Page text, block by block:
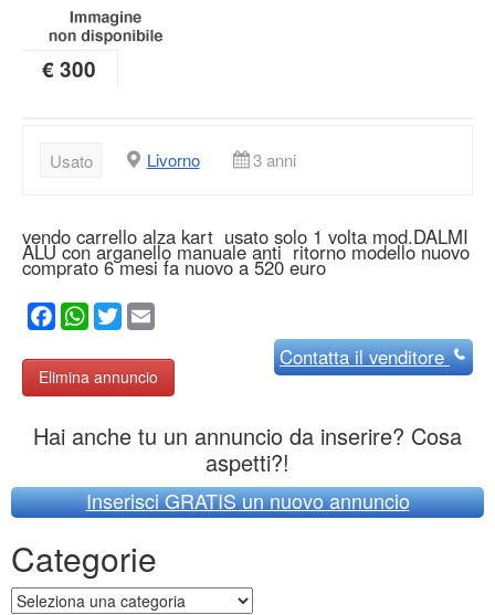
€ 300
Usato Livorno 3 anni
vendo carrello alza kart usato solo 1 volta mod.DALMI
ALU con arganello manuale anti ritorno modello nuovo
comprato 6 mesi fa nuovo a 520 euro
Facebook
WhatsApp
Twitter
Elimina annuncio
Contattail venditore
Hai anche tu un annuncio da inserire? Cosa
aspetti?!
Inserisci GRATIS un nuovo annuncio
Categorie
Categorie